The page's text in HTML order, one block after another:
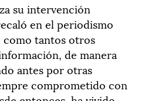
su intervención
en el periodismo
como tantos otros
de manera
antes por otras
comprometido con